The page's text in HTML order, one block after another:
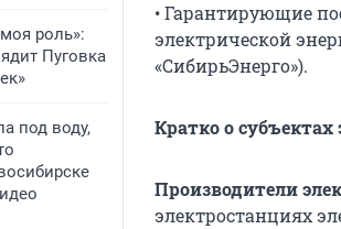
роль»:
Пуговка
под воду,
• Гарантирующие
электрической
«СибирьЭнерго»).
Кратко о субъектах
Производители
электростанциях